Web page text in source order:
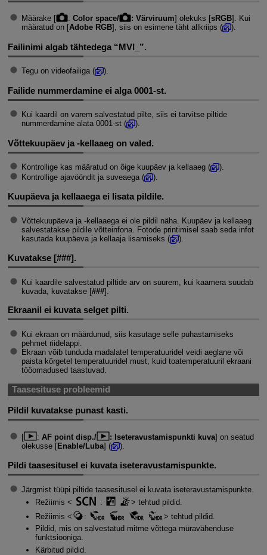
Määrake [ : Color space/ : Värviruum] olekuks [sRGB]. Kui
määratud on [Adobe RGB], siis on esimene täht allkriips ( ).
Failinimi algab tähtedega “MVI_”.
Tegu on videofailiga ( ).
Failide nummerdamine ei alga 0001-st.
Kui kaardil on varem salvestatud pilte, siis ei tarvitse piltide
nummerdamine alata 0001-st (
).
Võttekuupäev ja -kellaaeg on valed.
Kontrollige kas määratud on õige kuupäev ja kellaaeg (
).
Kontrollige ajavööndit ja suveaega (
).
Kuupäeva ja kellaaega ei lisata pildile.
Võttekuupäeva ja -kellaaega ei ole pildil näha. Kuupäev ja kellaaeg
salvestatakse pildile võtteinfona. Fotode printimisel saab seda infot
kasutada kuupäeva ja kellaaja lisamiseks (
).
Kuvatakse [###].
Kui kaardile salvestatud piltide arv on suurem, kui kaamera suudab
kuvada, kuvatakse [###].
Ekraanil ei kuvata selget pilti.
Kui ekraan on määrdunud, siis kasutage selle puhastamiseks
pehmet riidelappi.
Ekraan võib tunduda madalatel temperatuuridel veidi aeglane või
paista kõrgetel temperatuuridel must, kuid toatemperatuuril ekraani
tööomadused taastuvad.
Taasesituse probleemid
Pildil kuvatakse punast kasti.
[ : AF point disp./ : Iseteravustamispunkti kuva] on seatud
olekusse [Enable/Luba] ( ).
Pildi taasesitusel ei kuvata iseteravustamispunkte.
Järgmist tüüpi piltide taasesitusel ei kuvata iseteravustamispunkte.
Režiimis
:
tehtud pildid.
Režiimis
:
tehtud pildid.
Pildid, mis on salvestatud mitme võttega müravähenduse
funktsiooniga.
Kärbitud pildid.